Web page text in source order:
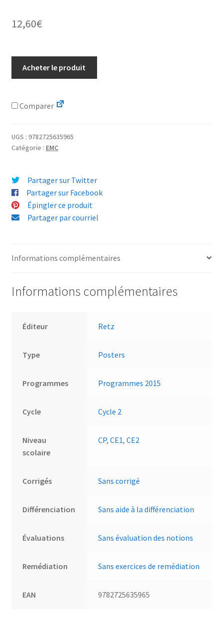
12,60€
Acheter le produit
Comparer
UGS : 9782725635965
Catégorie : EMC
Partager sur Twitter
Partager sur Facebook
Épingler ce produit
Partager par courriel
Informations complémentaires
Informations complémentaires
Éditeur Retz
Type Posters
Programmes Programmes 2015
Cycle Cycle 2
Niveau
scolaire
CP,CE1,CE2
Corrigés Sans corrigé
Différenciation Sans aide à la différenciation
Évaluations Sans évaluation des notions
Remédiation Sans exercices de remédiation
EAN 9782725635965